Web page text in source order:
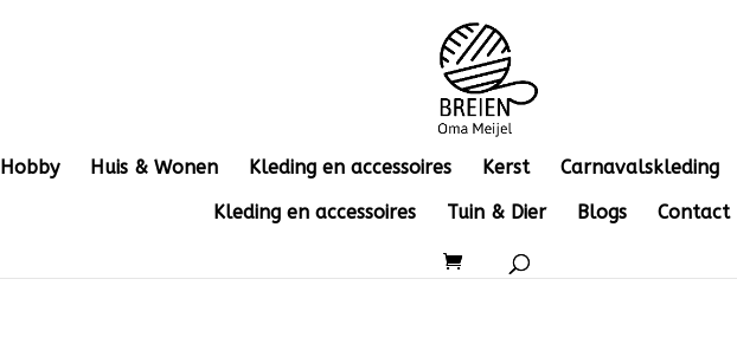
Hobby Huis & Wonen Kleding en accessoires Kerst
Carnavalskleding
Kleding en accessoires
Tuin & Dier Blogs Contact